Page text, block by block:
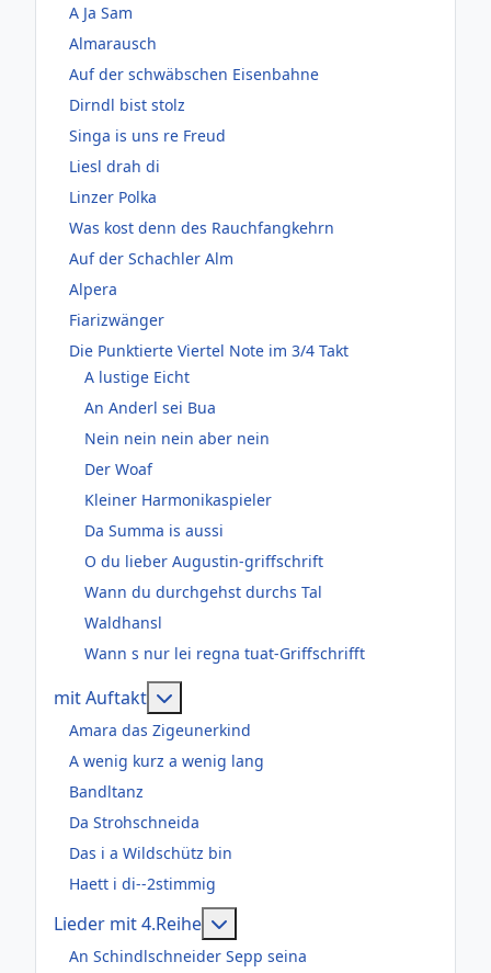
A Ja Sam
Almarausch
Auf der schwäbschen Eisenbahne
Dirndl bist stolz
Singa is uns re Freud
Liesl drah di
Linzer Polka
Was kost denn des Rauchfangkehrn
Auf der Schachler Alm
Alpera
Fiarizwänger
Die Punktierte Viertel Note im 3/4 Takt
A lustige Eicht
An Anderl sei Bua
Nein nein nein aber nein
Der Woaf
Kleiner Harmonikaspieler
Da Summa is aussi
O du lieber Augustin-griffschrift
Wann du durchgehst durchs Tal
Waldhansl
Wann s nur lei regna tuat-Griffschrifft
mit Auftakt
Amara das Zigeunerkind
A wenig kurz a wenig lang
Bandltanz
Da Strohschneida
Das i a Wildschütz bin
Haett i di--2stimmig
Lieder mit 4.Reihe
An Schindlschneider Sepp seina